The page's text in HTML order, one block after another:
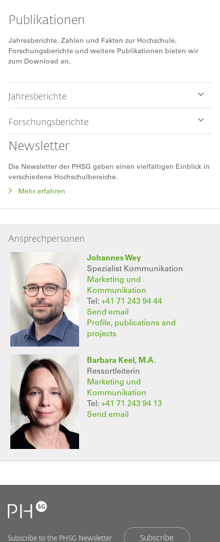
Publikationen
Jahresberichte, Zahlen und Fakten zur Hochschule,
Forschungsberichte und weitere Publikationen bieten wir
zum Download an.
Jahresberichte
Forschungsberichte
Newsletter
Die Newsletter der PHSG geben einen vielfältigen Einblick in
verschiedene Hochschulbereiche.
Mehr erfahren
Ansprechpersonen
Johannes Wey
Spezialist Kommunikation
Marketing und
Kommunikation
Tel: +41 71 243 94 44
Send email
Profile, publications and
projects
Barbara Keel, M.A.
Ressortleiterin
Marketing und
Kommunikation
Tel: +41 71 243 94 13
Send email
Subscribe to the PHSG Newsletter Subscribe